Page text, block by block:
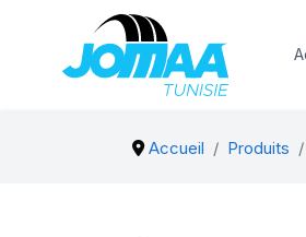
Accueil Produits